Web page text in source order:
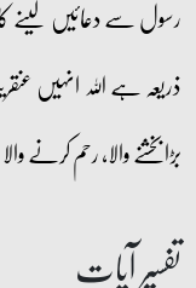
رسول سے دعائیں لینے
ذریعہ ہے اللہ انہیں
بڑا بخشنے والا، رحم کرنے
تفسیر آیات